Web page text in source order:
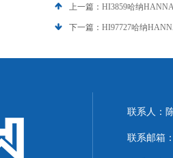
上一篇： HI3859哈纳
下一篇： HI97727哈纳
联系人：
联系邮箱